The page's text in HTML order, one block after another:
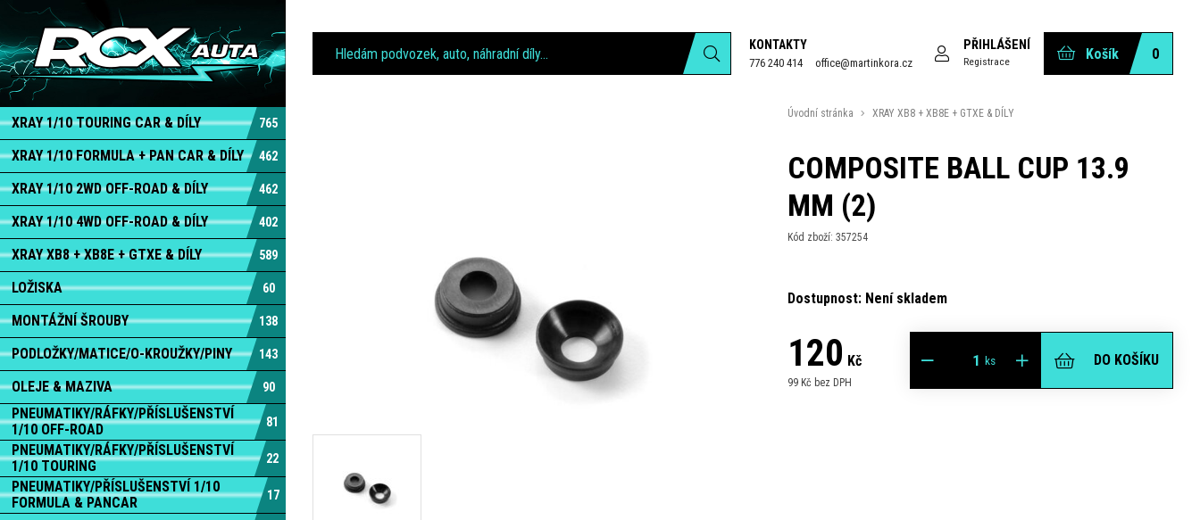
KONTAKTY
776 240 414 office@martinkora.cz
PŘIHLÁŠENÍ
Registrace Košík 0
Úvodní stránka XRAY XB8 + XB8E + GTXE & DÍLY
COMPOSITE BALL CUP 13.9
MM (2)
Kód zboží: 357254
Dostupnost: Není skladem
120 Kč
99 Kč bez DPH
ks DO KOŠÍKU
XRAY 1/10 TOURING CAR & DÍLY 765
XRAY 1/10 FORMULA + PAN CAR & DÍLY 462
XRAY 1/10 2WD OFF-ROAD & DÍLY 462
XRAY 1/10 4WD OFF-ROAD & DÍLY 402
XRAY XB8 + XB8E + GTXE & DÍLY 589
LOŽISKA 60
MONTÁŽNÍ ŠROUBY 138
PODLOŽKY/MATICE/O-KROUŽKY/PINY 143
OLEJE & MAZIVA 90
PNEUMATIKY/RÁFKY/PŘÍSLUŠENSTVÍ
1/10 OFF-ROAD
81
PNEUMATIKY/RÁFKY/PŘÍSLUŠENSTVÍ
1/10 TOURING
22
PNEUMATIKY/PŘÍSLUŠENSTVÍ 1/10
FORMULA & PANCAR
17